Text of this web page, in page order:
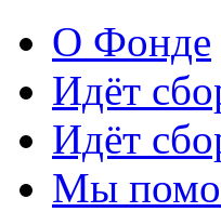
О Фонде
Идёт
Идёт
Мы